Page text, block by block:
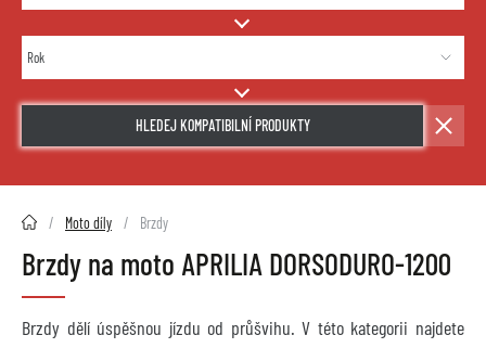
HLEDEJ KOMPATIBILNÍ PRODUKTY
2HMOTO.cz Moto díly Brzdy
Brzdy na moto APRILIA DORSODURO-1200
Brzdy dělí úspěšnou jízdu od průšvihu. V této kategorii najdete